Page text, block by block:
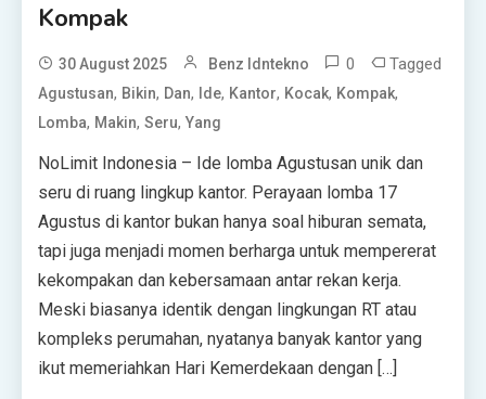
Kompak
30 August 2025 Benz Idntekno 0 Tagged
Agustusan, Bikin, Dan, Ide, Kantor, Kocak, Kompak,
Lomba, Makin,Seru,Yang
NoLimit Indonesia – Ide lomba Agustusan unik dan
seru di ruang lingkup kantor. Perayaan lomba 17
Agustus di kantor bukan hanya soal hiburan semata,
tapi juga menjadi momen berharga untuk mempererat
kekompakan dan kebersamaan antar rekan kerja.
Meski biasanya identik dengan lingkungan RT atau
kompleks perumahan, nyatanya banyak kantor yang
ikut memeriahkan Hari Kemerdekaan dengan […]